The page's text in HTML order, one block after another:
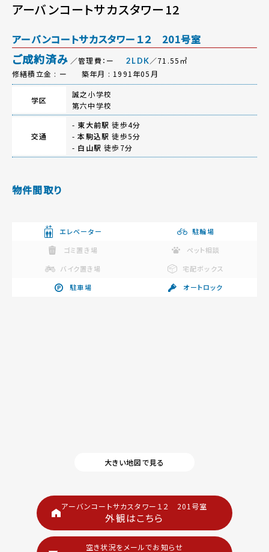
アーバンコートサカスタワー12
アーバンコートサカスタワー１２ 201号室
ご成約済み ／管理費：ー 2LDK／71.55㎡
修繕積立金 : ー
築年月 : 1991年05月
学区
誠之小学校
第六中学校
交通
- 東大前駅 徒歩4分
-本駒込駅 徒歩5分
- 白山駅 徒歩7分
物件間取り
エレベーター
駐輪場
ゴミ置き場
ペット相談
バイク置き場
宅配ボックス
駐車場
オートロック
大きい地図で見る
アーバンコートサカスタワー１２ 201号室
外観はこちら
空き状況をメールでお知らせ